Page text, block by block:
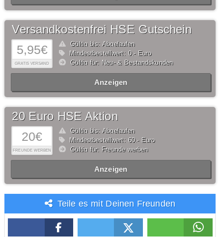
5,95€
GRATIS VERSAND
Versandkostenfrei HSE Gutschein
Gültig bis: Abgelaufen
Mindestbestellwert: 0,- Euro
Gültig für: Neu- & Bestandskunden
Anzeigen
20€
FREUNDE WERBEN
20 Euro HSE Aktion
Gültig bis: Abgelaufen
Mindestbestellwert: 60,- Euro
Gültig für: Freunde werben
Anzeigen
Teile es mit Deinen Freunden